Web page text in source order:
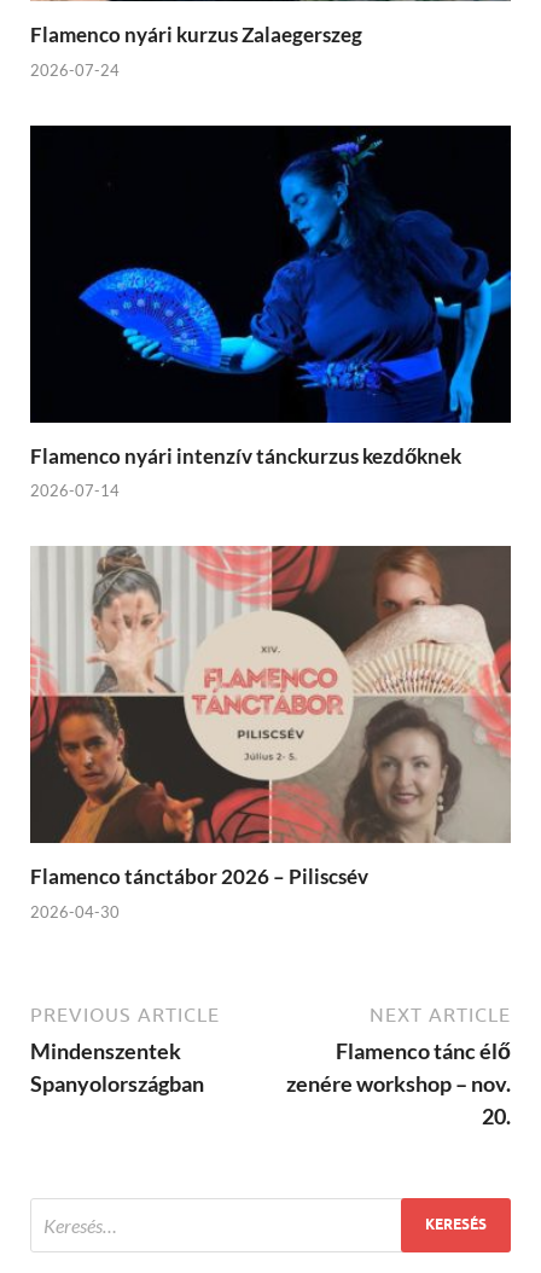
Flamenco nyári kurzus Zalaegerszeg
2026-07-24
Flamenco nyári intenzív tánckurzus kezdőknek
2026-07-14
Flamenco tánctábor 2026 – Piliscsév
2026-04-30
PREVIOUS ARTICLE
Mindenszentek
Spanyolországban
NEXT ARTICLE
Flamenco tánc élő
zenére workshop – nov.
20.